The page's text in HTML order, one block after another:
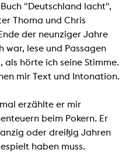
"Deutschland lacht",
Thoma und Chris
der neunziger Jahre
lese und Passagen
als hörte ich seine Stimme.
mir Text und Intonation.
erzählte er mir
beim Pokern. Er
oder dreißig Jahren
haben muss.